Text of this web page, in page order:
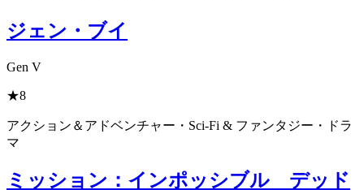
ジェン・ブイ
Gen V
★8
アクション＆アドベンチャー・Sci-Fi & ファンタジー・ドラ
マ
ミッション：インポッシブル デッド